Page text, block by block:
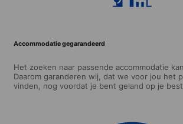
Accommodatie gegarandeerd
Het zoeken naar passende accommodatie
Daarom garanderen wij, dat we voor jou het
vinden, nog voordat je bent geland op je